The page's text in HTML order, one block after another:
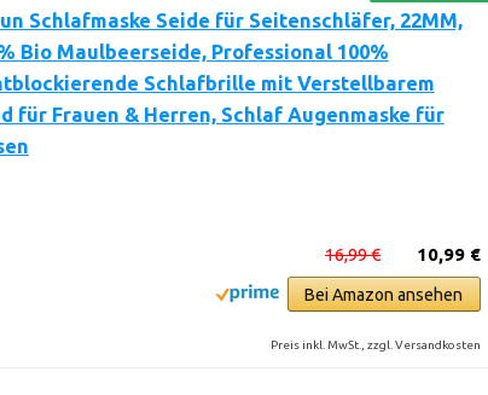
Schlafmaske Seide für Seitenschläfer, 22MM,
Bio Maulbeerseide, Professional 100%
Schlafbrille mit Verstellbarem
für Frauen & Herren, Schlaf Augenmaske für
10,99 €
16,99 €
Bei Amazon ansehen
Preis inkl. MwSt., zzgl. Versandkosten